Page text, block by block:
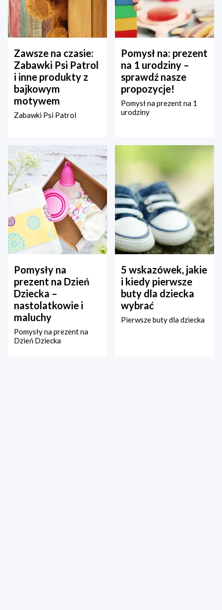
Zawsze na czasie:
Zabawki Psi Patrol
i inne produkty z
bajkowym
motywem
Zabawki Psi Patrol
Pomysł na: prezent
na 1 urodziny –
sprawdź nasze
propozycje!
Pomysł na prezent na 1
urodziny
Pomysły na
prezent na Dzień
Dziecka –
nastolatkowie i
maluchy
Pomysły na prezent na
Dzień Dziecka
5 wskazówek, jakie
i kiedy pierwsze
buty dla dziecka
wybrać
Pierwsze buty dla dziecka